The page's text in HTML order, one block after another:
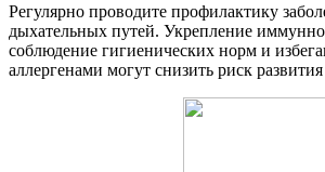
Регулярно проводите профилактику
дыхательных путей. Укрепление
соблюдение гигиенических норм и
аллергенами могут снизить риск